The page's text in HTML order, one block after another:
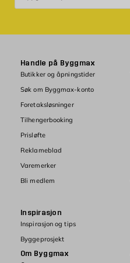
Handle på Byggmax
Butikker og åpningstider
Søk om Byggmax-konto
Foretaksløsninger
Tilhengerbooking
Prisløfte
Reklameblad
Varemerker
Bli medlem
Inspirasjon
Inspirasjon og tips
Byggeprosjekt
Om Byggmax